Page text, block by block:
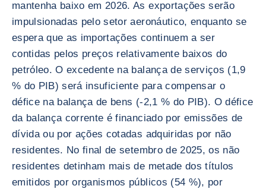
mantenha baixo em 2026. As exportações serão
impulsionadas pelo setor aeronáutico, enquanto se
espera que as importações continuem a ser
contidas pelos preços relativamente baixos do
petróleo. O excedente na balança de serviços (1,9
% do PIB) será insuficiente para compensar o
défice na balança de bens (-2,1 % do PIB). O défice
da balança corrente é financiado por emissões de
dívida ou por ações cotadas adquiridas por não
residentes. No final de setembro de 2025, os não
residentes detinham mais de metade dos títulos
emitidos por organismos públicos (54 %), por